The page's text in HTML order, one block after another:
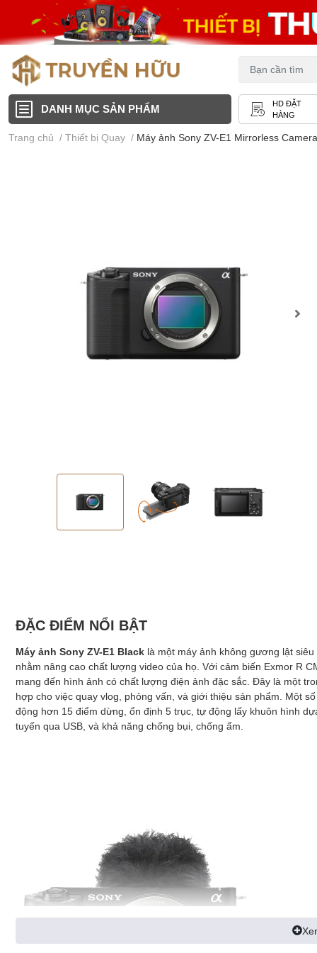
DANH MỤC SẢN PHẨM
HD ĐẶT
HÀNG
Trang chủ / Thiết bị Quay / Máy ảnh Sony ZV-E1 Mirrorless
ĐẶC ĐIỂM NỔI BẬT
Máy ảnh Sony ZV-E1 Black là một máy ảnh không gương lật
nhằm nâng cao chất lượng video của họ. Với cảm biến Exmor R
mang đến hình ảnh có chất lượng điện ảnh đặc sắc. Đây là một
hợp cho việc quay vlog, phỏng vấn, và giới thiệu sản phẩm. Một
động hơn 15 điểm dừng, ổn định 5 trục, tự động lấy khuôn hình
tuyến qua USB, và khả năng chống bụi, chống ẩm.